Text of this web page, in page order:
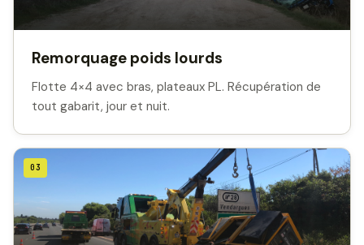
Remorquage poids lourds
Flotte 4×4 avec bras, plateaux PL. Récupération de
tout gabarit, jour et nuit.
03